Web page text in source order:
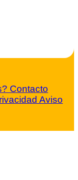
Contacto
Aviso